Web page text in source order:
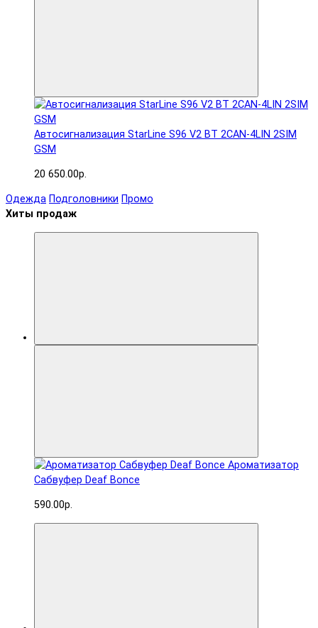
Автосигнализация StarLine S96 V2 BT 2CAN-4LIN 2SIM
GSM
20 650.00р.
Одежда Подголовники Промо
Хиты продаж
Ароматизатор
Сабвуфер Deaf Bonce
590.00р.